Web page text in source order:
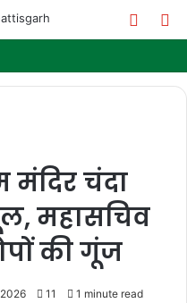
Switch
मंदिर चंदा
महासचिव
की गूंज
11 1 minute read